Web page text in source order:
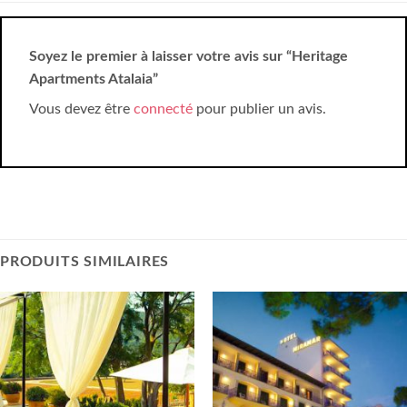
Soyez le premier à laisser votre avis sur “Heritage
Apartments Atalaia”
Vous devez être connecté pour publier un avis.
PRODUITS SIMILAIRES